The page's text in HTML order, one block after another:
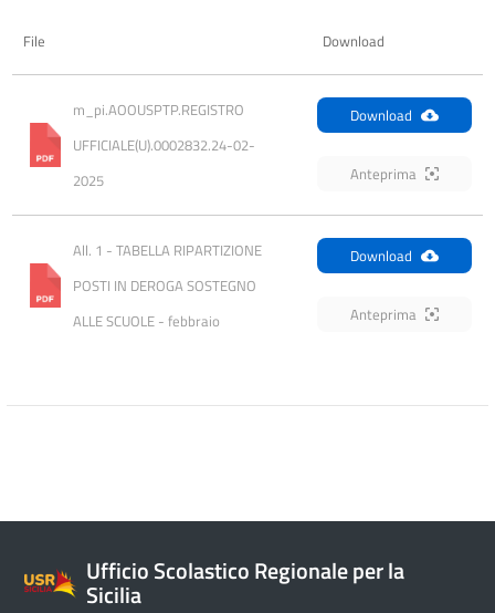
File Download
m_pi.AOOUSPTP.REGISTRO
UFFICIALE(U).0002832.24-02-
2025
Download
Anteprima
All. 1 - TABELLA RIPARTIZIONE
POSTI IN DEROGA SOSTEGNO
ALLE SCUOLE - febbraio
Download
Anteprima
Ufficio Scolastico Regionale per la
Sicilia